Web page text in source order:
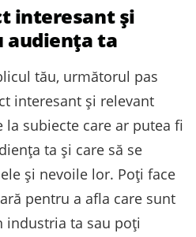
interesant și
audiența ta
tău, următorul pas
interesant și relevant
la subiecte care ar putea fi
ta și care să se
și nevoile lor. Poți face
pentru a afla care sunt
industria ta sau poți